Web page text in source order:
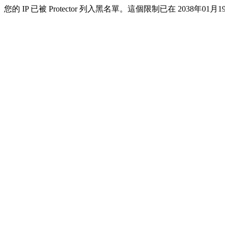
您的 IP 已被 Protector 列入黑名單。這個限制已在 2038年01月